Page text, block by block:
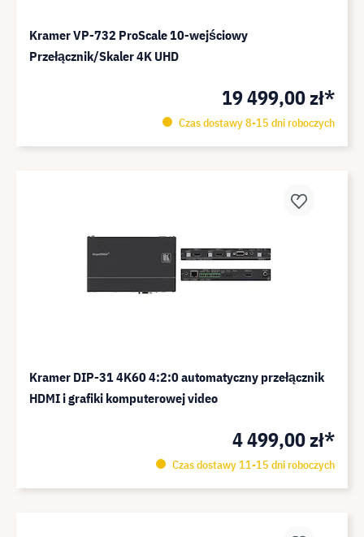
Kramer VP-732 ProScale 10-wejściowy
Przełącznik/Skaler 4K UHD
19 499,00 zł*
Czas dostawy 8-15 dni roboczych
Kramer DIP-31 4K60 4:2:0 automatyczny przełącznik
HDMI i grafiki komputerowej video
4 499,00 zł*
Czas dostawy 11-15 dni roboczych